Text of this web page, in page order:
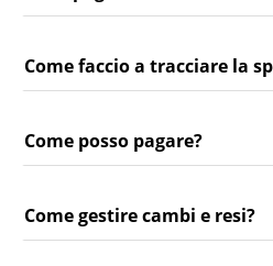
Come faccio a tracciare la
Come posso pagare?
Come gestire cambi e resi?